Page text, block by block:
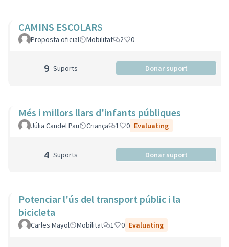
CAMINS ESCOLARS
Proposta oficial Mobilitat 2 0
9 Suports Donar suport
Més i millors llars d'infants públiques
Júlia Candel Pau Criança 1 0 Evaluating
4 Suports Donar suport
Potenciar l'ús del transport públic i la
bicicleta
Carles Mayol Mobilitat 1 0 Evaluating